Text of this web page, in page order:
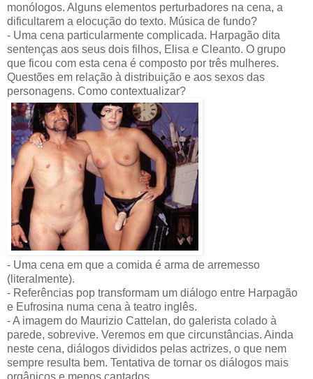
monólogos. Alguns elementos perturbadores na cena, a
dificultarem a elocução do texto. Música de fundo?
- Uma cena particularmente complicada. Harpagão dita
sentenças aos seus dois filhos, Elisa e Cleanto. O grupo
que ficou com esta cena é composto por três mulheres.
Questões em relação à distribuição e aos sexos das
personagens. Como contextualizar?
- Uma cena em que a comida é arma de arremesso
(literalmente).
- Referências pop transformam um diálogo entre Harpagão
e Eufrosina numa cena à teatro inglês.
- A imagem do Maurizio Cattelan, do galerista colado à
parede, sobrevive. Veremos em que circunstâncias. Ainda
neste cena, diálogos divididos pelas actrizes, o que nem
sempre resulta bem. Tentativa de tornar os diálogos mais
orgânicos e menos cantados.